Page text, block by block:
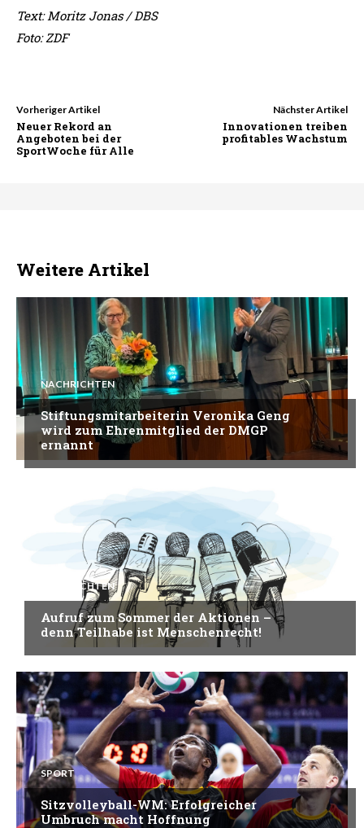
Text: Moritz Jonas / DBS
Foto: ZDF
Vorheriger Artikel
Neuer Rekord an
Angeboten bei der
SportWoche für Alle
Nächster Artikel
Innovationen treiben
profitables Wachstum
Weitere Artikel
NACHRICHTEN
Stiftungsmitarbeiterin Veronika Geng
wird zum Ehrenmitglied der DMGP
ernannt
NACHRICHTEN
Aufruf zum Sommer der Aktionen –
denn Teilhabe ist Menschenrecht!
SPORT
Sitzvolleyball-WM: Erfolgreicher
Umbruch macht Hoffnung